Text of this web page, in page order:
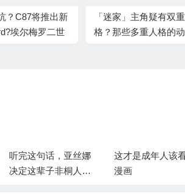
？C87将推出新
埃尔梅罗二世
「迷家」主角疑有双
格？那些多重人格的
这才是成年人该看的
漫画
总有人说什么二
审美畸形，畸不